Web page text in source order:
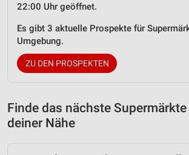
22:00 Uhr geöffnet.
Es gibt 3 aktuelle Prospekte für
Umgebung.
ZU DEN PROSPEKTEN
Finde das nächste
deiner Nähe